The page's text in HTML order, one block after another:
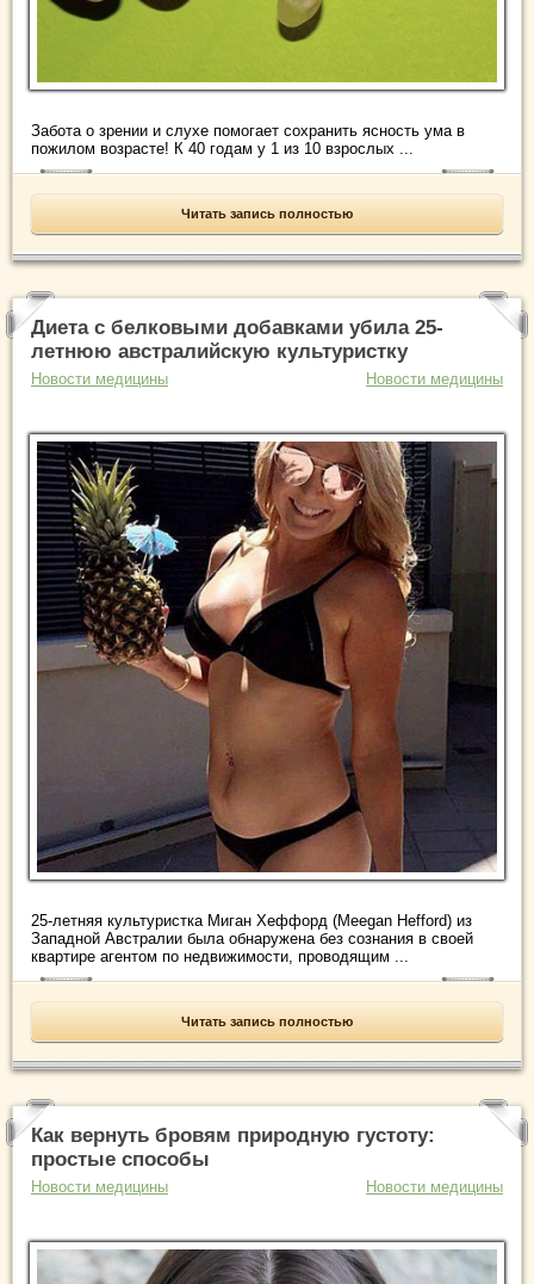
Забота о зрении и слухе помогает сохранить ясность ума в
пожилом возрасте! К 40 годам у 1 из 10 взрослых ...
Читать запись полностью
Диета с белковыми добавками убила 25-
летнюю австралийскую культуристку
Новости медицины Новости медицины
25-летняя культуристка Миган Хеффорд (Meegan Hefford) из
Западной Австралии была обнаружена без сознания в своей
квартире агентом по недвижимости, проводящим ...
Читать запись полностью
Как вернуть бровям природную густоту:
простые способы
Новости медицины Новости медицины